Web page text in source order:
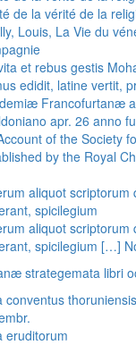
de la vérité de la
Louis, La Vie du
et rebus gestis
edidit, latine vertit,
Francofurtanæ
apr. 26 anno
of the Society
by the Royal
aliquot
spicilegium
aliquot
spicilegium […]
strategemata libri
conventus
eruditorum